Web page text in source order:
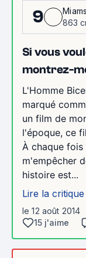
9
863
Si vous
montrez-
L'Homme
marqué
un film de
l'époque, ce
À chaque
m'empêcher
histoire est...
Lire la critique
le 12 août 2014
15 j'aime